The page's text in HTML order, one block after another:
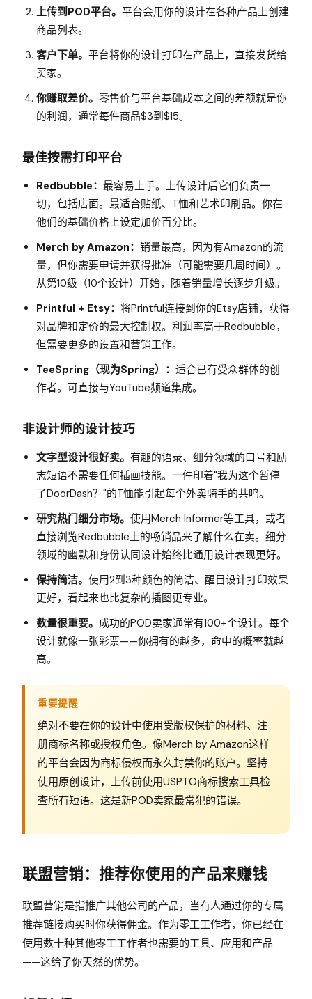
上传到POD平台。 平台会用你的设计在各种产品上创建
商品列表。
客户下单。 平台将你的设计打印在产品上，直接发货给
买家。
你赚取差价。 零售价与平台基础成本之间的差额就是你
的利润，通常每件商品$3到$15。
最佳按需打印平台
Redbubble： 最容易上手。上传设计后它们负责一
切，包括店面。最适合贴纸、T恤和艺术印刷品。你在
他们的基础价格上设定加价百分比。
Merch by Amazon： 销量最高，因为有Amazon的流
量，但你需要申请并获得批准（可能需要几周时间）。
从第10级（10个设计）开始，随着销量增长逐步升级。
Printful + Etsy： 将Printful连接到你的Etsy店铺，获得
对品牌和定价的最大控制权。利润率高于Redbubble，
但需要更多的设置和营销工作。
TeeSpring（现为Spring）： 适合已有受众群体的创
作者。可直接与YouTube频道集成。
非设计师的设计技巧
文字型设计很好卖。 有趣的语录、细分领域的口号和励
志短语不需要任何插画技能。一件印着"我为这个暂停
了DoorDash？"的T恤能引起每个外卖骑手的共鸣。
研究热门细分市场。 使用Merch Informer等工具，或者
直接浏览Redbubble上的畅销品来了解什么在卖。细分
领域的幽默和身份认同设计始终比通用设计表现更好。
保持简洁。 使用2到3种颜色的简洁、醒目设计打印效果
更好，看起来也比复杂的插图更专业。
数量很重要。 成功的POD卖家通常有100+个设计。每个
设计就像一张彩票——你拥有的越多，命中的概率就越
高。
重要提醒
绝对不要在你的设计中使用受版权保护的材料、注
册商标名称或授权角色。像Merch by Amazon这样
的平台会因为商标侵权而永久封禁你的账户。坚持
使用原创设计，上传前使用USPTO商标搜索工具检
查所有短语。这是新POD卖家最常犯的错误。
联盟营销：推荐你使用的产品来赚钱
联盟营销是指推广其他公司的产品，当有人通过你的专属
推荐链接购买时你获得佣金。作为零工工作者，你已经在
使用数十种其他零工工作者也需要的工具、应用和产品
——这给了你天然的优势。